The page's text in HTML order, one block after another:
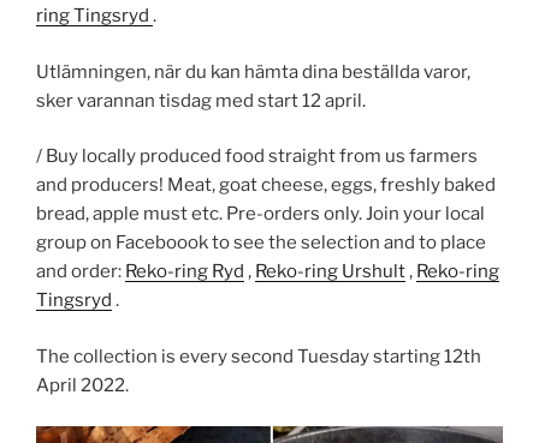
ring Tingsryd .
Utlämningen, när du kan hämta dina beställda varor,
sker varannan tisdag med start 12 april.
/ Buy locally produced food straight from us farmers
and producers! Meat, goat cheese, eggs, freshly baked
bread, apple must etc. Pre-orders only. Join your local
group on Faceboook to see the selection and to place
and order: Reko-ring Ryd , Reko-ring Urshult, Reko-ring
Tingsryd .
The collection is every second Tuesday starting 12th
April 2022.